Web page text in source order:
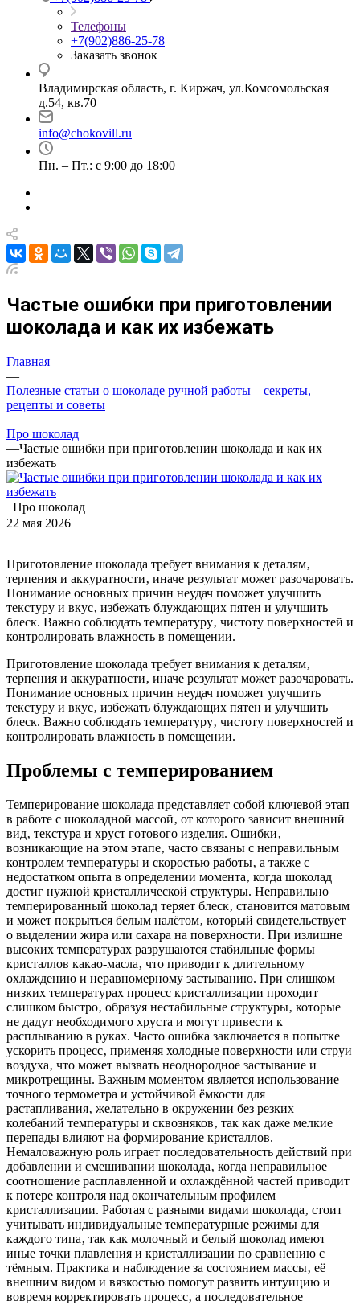
Телефоны
+7(902)886-25-78
Заказать звонок
Владимирская область, г. Киржач, ул.Комсомольская
д.54, кв.70
info@chokovill.ru
Пн. – Пт.: с 9:00 до 18:00
Частые ошибки при приготовлении
шоколада и как их избежать
Главная
—
Полезные статьи о шоколаде ручной работы – секреты,
рецепты и советы
—
Про шоколад
—Частые ошибки при приготовлении шоколада и как их
избежать
Про шоколад
22 мая 2026
Приготовление шоколада требует внимания к деталям‚
терпения и аккуратности‚ иначе результат может разочаровать.
Понимание основных причин неудач поможет улучшить
текстуру и вкус‚ избежать блуждающих пятен и улучшить
блеск. Важно соблюдать температуру‚ чистоту поверхностей и
контролировать влажность в помещении.
Приготовление шоколада требует внимания к деталям‚
терпения и аккуратности‚ иначе результат может разочаровать.
Понимание основных причин неудач поможет улучшить
текстуру и вкус‚ избежать блуждающих пятен и улучшить
блеск. Важно соблюдать температуру‚ чистоту поверхностей и
контролировать влажность в помещении.
Проблемы с темперированием
Темперирование шоколада представляет собой ключевой этап
в работе с шоколадной массой‚ от которого зависит внешний
вид‚ текстура и хруст готового изделия. Ошибки‚
возникающие на этом этапе‚ часто связаны с неправильным
контролем температуры и скоростью работы‚ а также с
недостатком опыта в определении момента‚ когда шоколад
достиг нужной кристаллической структуры. Неправильно
темперированный шоколад теряет блеск‚ становится матовым
и может покрыться белым налётом‚ который свидетельствует
о выделении жира или сахара на поверхности. При излишне
высоких температурах разрушаются стабильные формы
кристаллов какао-масла‚ что приводит к длительному
охлаждению и неравномерному застыванию. При слишком
низких температурах процесс кристаллизации проходит
слишком быстро‚ образуя нестабильные структуры‚ которые
не дадут необходимого хруста и могут привести к
расплыванию в руках. Часто ошибка заключается в попытке
ускорить процесс‚ применяя холодные поверхности или струи
воздуха‚ что может вызвать неоднородное застывание и
микротрещины. Важным моментом является использование
точного термометра и устойчивой ёмкости для
растапливания‚ желательно в окружении без резких
колебаний температуры и сквозняков‚ так как даже мелкие
перепады влияют на формирование кристаллов.
Немаловажную роль играет последовательность действий при
добавлении и смешивании шоколада‚ когда неправильное
соотношение расплавленной и охлаждённой частей приводит
к потере контроля над окончательным профилем
кристаллизации. Работая с разными видами шоколада‚ стоит
учитывать индивидуальные температурные режимы для
каждого типа‚ так как молочный и белый шоколад имеют
иные точки плавления и кристаллизации по сравнению с
тёмным. Практика и наблюдение за состоянием массы‚ её
внешним видом и вязкостью помогут развить интуицию и
вовремя корректировать процесс‚ а последовательное